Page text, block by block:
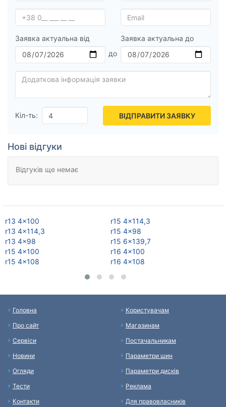
Заявка актуальна від Заявка актуальна до
Кіл-ть: ВІДПРАВИТИ ЗАЯВКУ
Нові відгуки
Відгуків ще немає
r13 4x100
r13 4x114,3
r13 4x98
r15 4x100
r15 4x108
r15 4x114,3
r15 4x98
r15 6x139,7
r16 4x100
r16 4x108
Усі бренди
Тип диска
Скинути
Головна
Про сайт
Сервіси
Новини
Огляди
Тести
Контакти
Користувачам
Магазинам
Постачальникам
Параметри шин
Параметри дисків
Реклама
Для правовласників